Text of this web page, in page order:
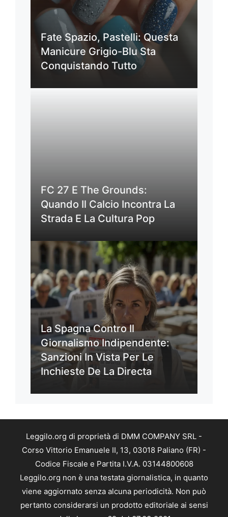
Fate Spazio, Pastelli: Questa
Manicure Grigio-Blu Sta
Conquistando Tutto
FC 27 E The Grounds:
Quando Il Calcio Incontra La
Strada E La Cultura Pop
La Spagna Contro Il
Giornalismo Indipendente:
Sanzioni In Vista Per Le
Inchieste De La Directa
Leggilo.org di proprietà di DMM COMPANY SRL -
Corso Vittorio Emanuele II, 13, 03018 Paliano (FR) -
Codice Fiscale e Partita I.V.A. 03144800608
Leggilo.org non è una testata giornalistica, in quanto
viene aggiornato senza alcuna periodicità. Non può
pertanto considerarsi un prodotto editoriale ai sensi